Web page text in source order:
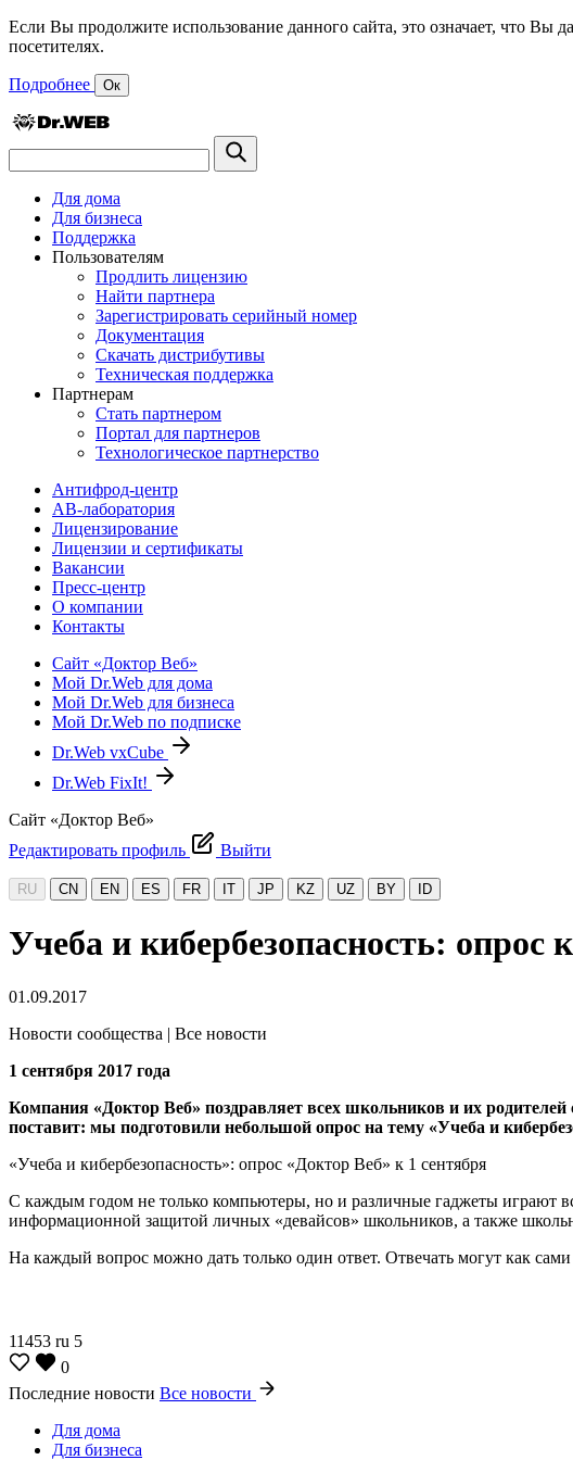
Если Вы продолжите использование данного сайта, это означает, что Вы
посетителях.
Подробнее Ок
Для дома
Для бизнеса
Поддержка
Пользователям
Продлить лицензию
Найти партнера
Зарегистрировать серийный номер
Документация
Скачать дистрибутивы
Техническая поддержка
Партнерам
Стать партнером
Портал для партнеров
Технологическое партнерство
Антифрод-центр
АВ-лаборатория
Лицензирование
Лицензии и сертификаты
Вакансии
Пресс-центр
О компании
Контакты
Сайт «Доктор Веб»
Мой Dr.Web для дома
Мой Dr.Web для бизнеса
Мой Dr.Web по подписке
Dr.Web vxCube
Dr.Web FixIt!
Сайт «Доктор Веб»
Редактировать профиль
Выйти
RU CN EN ES FR IT JP KZ UZ BY ID
Учеба и кибербезопасность: опрос
01.09.2017
Новости сообщества | Все новости
1 сентября 2017 года
Компания «Доктор Веб» поздравляет всех школьников и их
поставит: мы подготовили небольшой опрос на тему «Учеба и
«Учеба и кибербезопасность»: опрос «Доктор Веб» к 1 сентября
С каждым годом не только компьютеры, но и различные гаджеты играют
информационной защитой личных «девайсов» школьников, а также
На каждый вопрос можно дать только один ответ. Отвечать могут как
11453 ru 5
0
Последние новости Все новости
Для дома
Для бизнеса